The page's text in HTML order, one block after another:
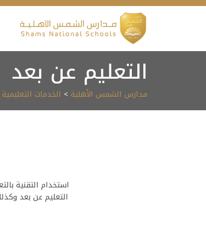
Skip
التعليم عن بعد
مدارس الشمس الأهلية > الخدمات التعليمية
استخدام التقنية
التعليم عن بعد